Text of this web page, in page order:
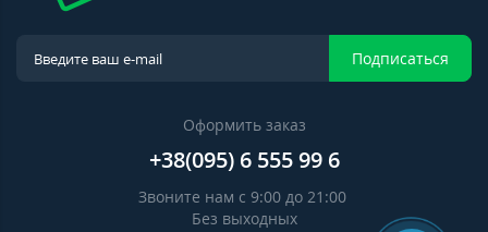
Подписаться
Оформить заказ
+38(095) 6 555 99 6
Звоните нам с 9:00 до 21:00
Без выходных